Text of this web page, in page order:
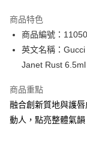
PayMe
WeChat Pay
送貨方式
順豐自助櫃 - 確認發
商品特色
商品編號：
英文名稱：
Janet Rust 6.5ml
商品重點
融合創新質地與護
動人，點亮整體氣韻